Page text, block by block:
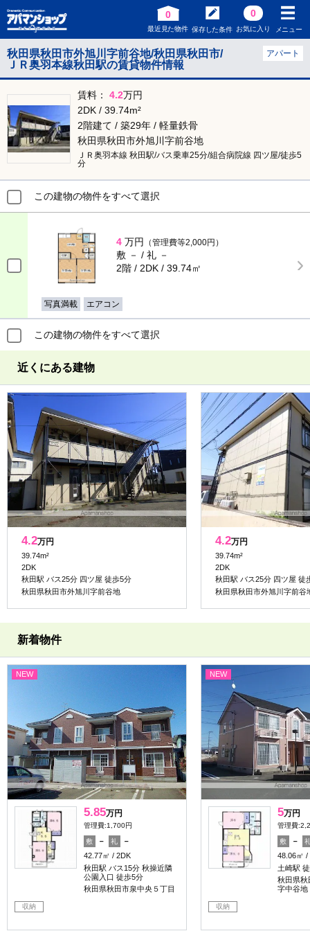
0
最近見た物件 保存した条件
0
お気に入り メニュー
秋田県秋田市外旭川字前谷地/秋田県秋田市/
ＪＲ奥羽本線秋田駅の賃貸物件情報
アパート
賃料： 4.2万円
2DK / 39.74m²
2階建て / 築29年 / 軽量鉄骨
秋田県秋田市外旭川字前谷地
ＪＲ奥羽本線 秋田駅/バス乗車25分/組合病院線 四ツ屋/徒歩5
分
この建物の物件をすべて選択
4 万円 （管理費等2,000円）
敷 － / 礼 －
2階 / 2DK / 39.74㎡
写真満載 エアコン
この建物の物件をすべて選択
近くにある建物
4.2万円
39.74m²
2DK
秋田駅 バス25分 四ツ屋 徒歩5分
秋田県秋田市外旭川字前谷地
4.2万円
39.74m²
2DK
秋田駅 バス25分 四ツ屋 徒
秋田県秋田市外旭川字前谷
新着物件
NEW
5.85万円
管理費:1,700円
敷 － 礼
－
42.77㎡
2DK
秋田駅 バス15分 秋操近隣
公園入口 徒歩5分
秋田県秋田市泉中央５丁目
収納
NEW
5万円
管理費
敷 －
48.06㎡
土崎駅
秋田県秋
字中谷地
収納